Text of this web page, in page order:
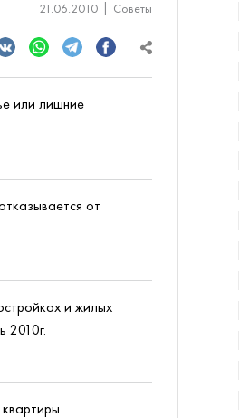
21.06.2010 Советы
или лишние
от
и жилых
2010г.